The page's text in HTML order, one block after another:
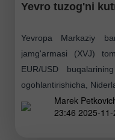
Yevro tuzog'ni
Yevropa Markaziy
jamg'armasi (XVJ)
EUR/USD
ogohlantirishicha,
obligatsiyalar
Marek
23:46 2025-11-